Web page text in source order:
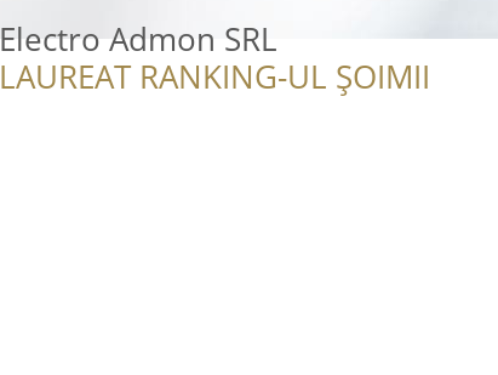
Electro Admon SRL
LAUREAT RANKING-UL ȘOIMII